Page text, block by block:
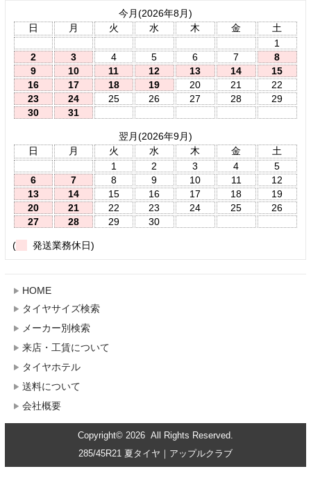
今月(2026年8月)
日
月 火 水 木 金
土
1
2
3 4 5 6 7
8
9
10 11 12 13 14
15
16
17 18 19 20 21
22
23
24 25 26 27 28
29
30
31
翌月(2026年9月)
日
月 火 水 木 金
土
1
2 3 4
5
6
7 8 9 10 11
12
13
14 15 16 17 18
19
20
21 22 23 24 25
26
27
28 29 30
( 発送業務休日)
HOME
タイヤサイズ検索
メーカー別検索
来店・工賃について
タイヤホテル
送料について
会社概要
Copyright© 2026 All Rights Reserved.
285/45R21 夏タイヤ｜アップルクラブ